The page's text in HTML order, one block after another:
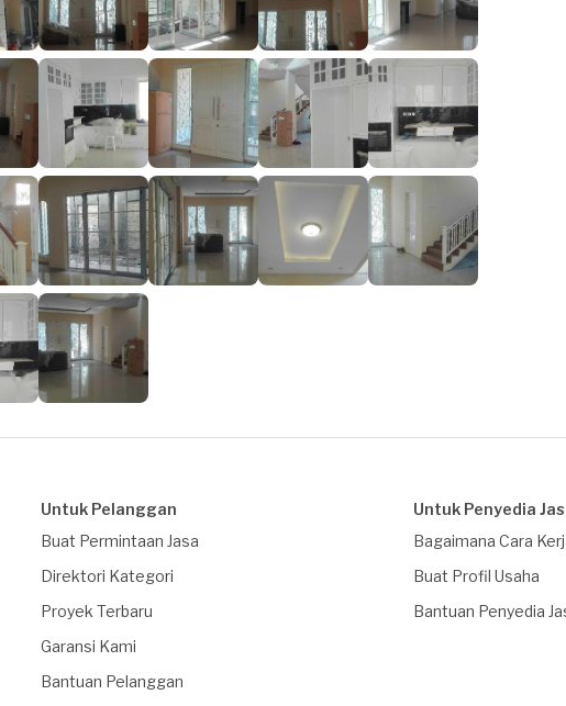
Untuk Pelanggan
Buat Permintaan Jasa
Direktori Kategori
Proyek Terbaru
Garansi Kami
Bantuan Pelanggan
Untuk Penyedia
Bagaimana Cara
Buat Profil Usaha
Bantuan Penyedia